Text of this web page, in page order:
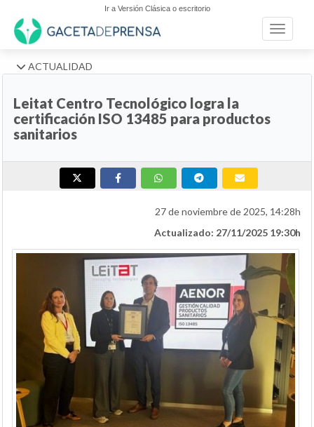
Ir a Versión Clásica o escritorio
Toggle
ACTUALIDAD
Leitat Centro Tecnológico logra la
certificación ISO 13485 para productos
sanitarios
27 de noviembre de 2025, 14:28h
Actualizado: 27/11/2025 19:30h